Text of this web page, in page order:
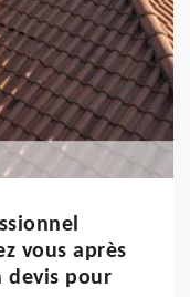
vous après
devis pour